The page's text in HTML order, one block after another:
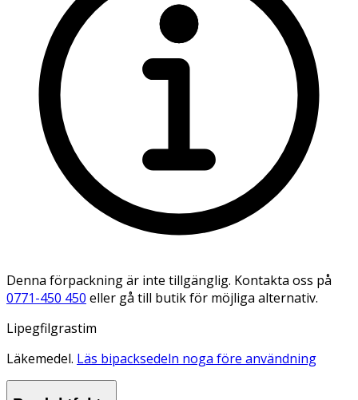
Denna förpackning är inte tillgänglig. Kontakta oss på
0771-450 450 eller gå till butik för möjliga alternativ.
Lipegfilgrastim
Läkemedel. Läs bipacksedeln noga före användning